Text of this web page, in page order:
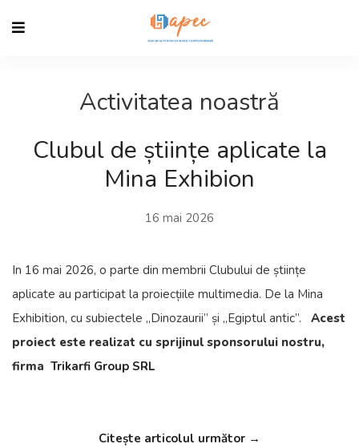
Activitatea noastră
Clubul de științe aplicate la
Mina Exhibion
16 mai 2026
In 16 mai 2026, o parte din membrii Clubului de științe
aplicate au participat la proiecțiile multimedia. De la Mina
Exhibition, cu subiectele „Dinozaurii” și „Egiptul antic”. Acest
proiect este realizat cu sprijinul sponsorului nostru,
firma Trikarfi Group SRL
Citește articolul următor →